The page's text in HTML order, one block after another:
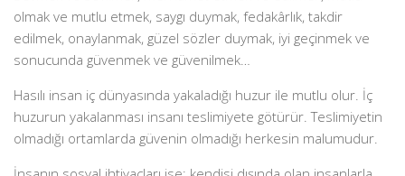
olmak ve mutlu etmek, saygı duymak, fedakârlık, takdir
edilmek, onaylanmak, güzel sözler duymak, iyi geçinmek ve
sonucunda güvenmek ve güvenilmek…
Hasılı insan iç dünyasında yakaladığı huzur ile mutlu olur. İç
huzurun yakalanması insanı teslimiyete götürür. Teslimiyetin
olmadığı ortamlarda güvenin olmadığı herkesin malumudur.